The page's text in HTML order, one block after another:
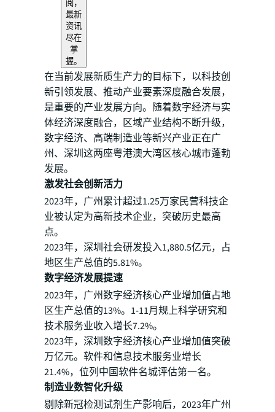
阅，
最新
资讯
尽在
掌
握。
在当前发展新质生产力的目标下，以科技创
新引领发展、推动产业要素深度融合发展，
是重要的产业发展方向。随着数字经济与实
体经济深度融合，区域产业结构不断升级，
数字经济、高端制造业等新兴产业正在广
州、深圳这两座粤港澳大湾区核心城市蓬勃
发展。
激发社会创新活力
2023年，广州累计超过1.25万家民营科技企
业被认定为高新技术企业，突破历史最高
点。
2023年，深圳社会研发投入1,880.5亿元，占
地区生产总值的5.81%。
数字经济发展提速
2023年，广州数字经济核心产业增加值占地
区生产总值的13%。1-11月规上科学研究和
技术服务业收入增长7.2%。
2023年，深圳数字经济核心产业增加值突破
万亿元。软件和信息技术服务业增长
21.4%，位列中国软件名城评估第一名。
制造业数智化升级
剔除新冠检测试剂生产影响后，2023年广州